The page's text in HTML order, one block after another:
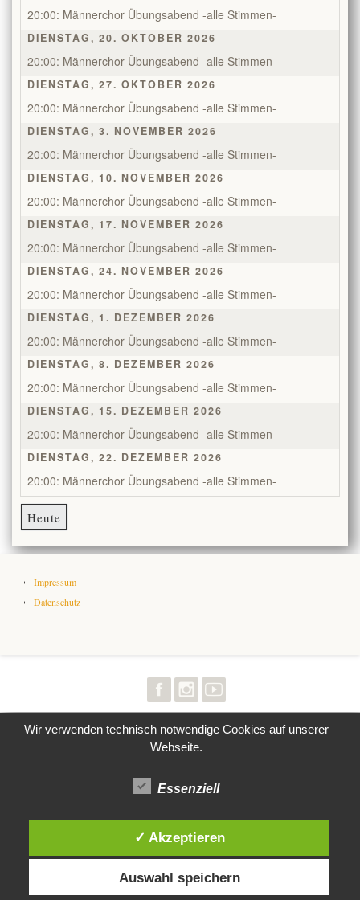
20:00: Männerchor Übungsabend -alle Stimmen-
DIENSTAG, 20. OKTOBER 2026
20:00: Männerchor Übungsabend -alle Stimmen-
DIENSTAG, 27. OKTOBER 2026
20:00: Männerchor Übungsabend -alle Stimmen-
DIENSTAG, 3. NOVEMBER 2026
20:00: Männerchor Übungsabend -alle Stimmen-
DIENSTAG, 10. NOVEMBER 2026
20:00: Männerchor Übungsabend -alle Stimmen-
DIENSTAG, 17. NOVEMBER 2026
20:00: Männerchor Übungsabend -alle Stimmen-
DIENSTAG, 24. NOVEMBER 2026
20:00: Männerchor Übungsabend -alle Stimmen-
DIENSTAG, 1. DEZEMBER 2026
20:00: Männerchor Übungsabend -alle Stimmen-
DIENSTAG, 8. DEZEMBER 2026
20:00: Männerchor Übungsabend -alle Stimmen-
DIENSTAG, 15. DEZEMBER 2026
20:00: Männerchor Übungsabend -alle Stimmen-
DIENSTAG, 22. DEZEMBER 2026
20:00: Männerchor Übungsabend -alle Stimmen-
Heute
Impressum
Datenschutz
Wir verwenden technisch notwendige Cookies auf unserer
Webseite.
Essenziell
✓ Akzeptieren
Auswahl speichern